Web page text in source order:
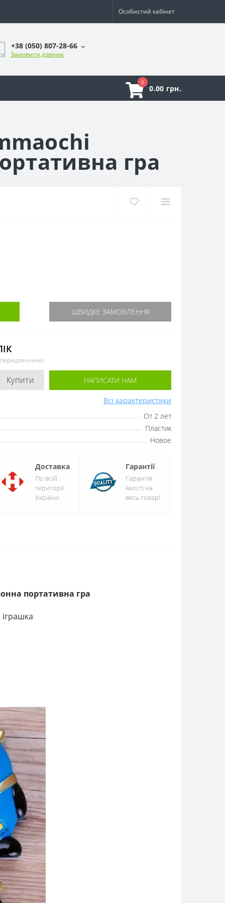
Особистий кабінет
+38 (050) 807-28-66
Замовити дзвінок
0
0.00 грн.
гра
ШВИДКЕ ЗАМОВЛЕННЯ
Купити НАПИСАТИ НАМ
Всі характеристики
От 2 лет
Пластик
Новое
Доставка
По всій
території
України
Гарантії
Гарантія
якості на
весь товар!
портативна гра